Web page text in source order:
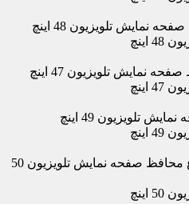
نمایش تلویزیون 48 اینچ
نمایش تلویزیون 47 اینچ
تلویزیون 49 اینچ
قیمت و خرید اینترنتی انواع محافظ صفحه نمایش تلویزیون 50